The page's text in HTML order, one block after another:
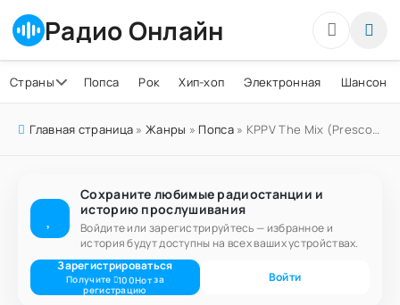
Радио Онлайн
Страны Попса Рок Хип-хоп Электронная Шансон
Главная страница »Жанры » Попса» KPPV The Mix (Prescott)
Сохраните любимые радиостанции и
историю прослушивания
Войдите или зарегистрируйтесь — избранное и
история будут доступны на всех ваших устройствах.
Зарегистрироваться
Получите 100Нотза
регистрацию
Войти